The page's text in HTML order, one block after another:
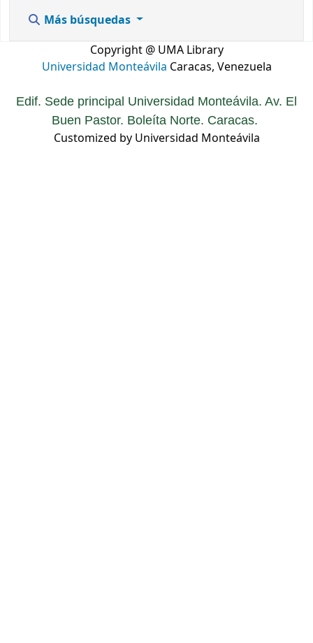
Más búsquedas
Copyright @ UMA Library
Universidad Monteávila Caracas, Venezuela
Edif. Sede principal Universidad Monteávila. Av. El
Buen Pastor. Boleíta Norte. Caracas.
Customized by Universidad Monteávila